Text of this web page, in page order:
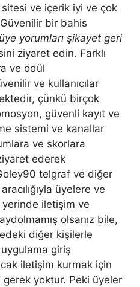
ve içerik iyi ve çok
bir bahis
yorumları şikayet geri
ziyaret edin. Farklı
ve ödül
ve kullanıcılar
çünkü birçok
güvenli kayıt ve
sistemi ve kanallar
ve skorlara
ederek
telgraf ve diğer
üyelere ve
iletişim ve
olsanız bile,
diğer kişilerle
giriş
iletişim kurmak için
gerek yoktur. Peki üyeler